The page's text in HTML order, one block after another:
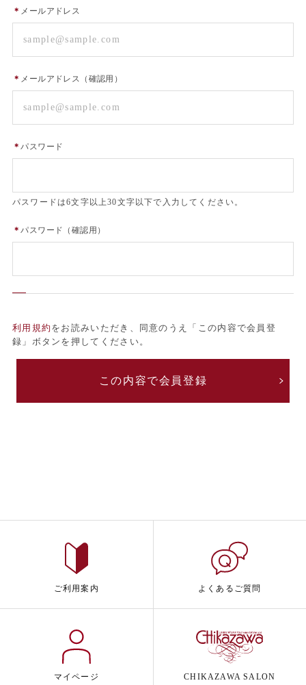
＊ メールアドレス
＊ メールアドレス（確認用）
＊パスワード
パスワードは6文字以上30文字以下で入力してください。
＊ パスワード（確認用）
利用規約 をお読みいただき、同意のうえ「この内容で会員登
録」ボタンを押してください。
ご利用案内 よくあるご質問
マイページ CHIKAZAWA SALON